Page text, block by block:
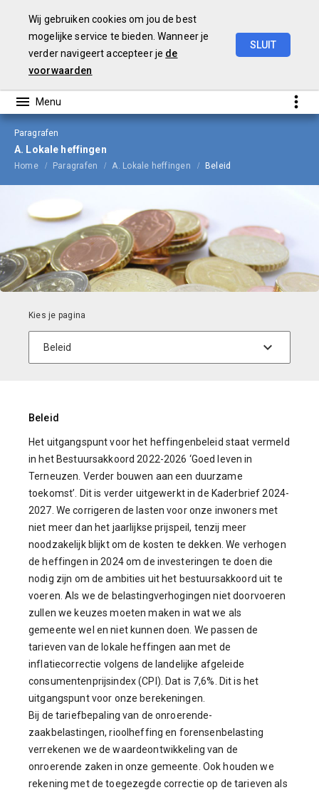
Wij gebruiken cookies om jou de best
mogelijke service te bieden. Wanneer je
verder navigeert accepteer je de
voorwaarden
SLUIT
Paragrafen
A. Lokale heffingen
Home Paragrafen A. Lokale heffingen Beleid
Beleid
Het uitgangspunt voor het heffingenbeleid staat vermeld
in het Bestuursakkoord 2022-2026 ‘Goed leven in
Terneuzen. Verder bouwen aan een duurzame
toekomst’. Dit is verder uitgewerkt in de Kaderbrief 2024-
2027. We corrigeren de lasten voor onze inwoners met
niet meer dan het jaarlijkse prijspeil, tenzij meer
noodzakelijk blijkt om de kosten te dekken. We verhogen
de heffingen in 2024 om de investeringen te doen die
nodig zijn om de ambities uit het bestuursakkoord uit te
voeren. Als we de belastingverhogingen niet doorvoeren
zullen we keuzes moeten maken in wat we als
gemeente wel en niet kunnen doen. We passen de
tarieven van de lokale heffingen aan met de
inflatiecorrectie volgens de landelijke afgeleide
consumentenprijsindex (CPI). Dat is 7,6%. Dit is het
uitgangspunt voor onze berekeningen.
Bij de tariefbepaling van de onroerende-
zaakbelastingen, rioolheffing en forensenbelasting
verrekenen we de waardeontwikkeling van de
onroerende zaken in onze gemeente. Ook houden we
rekening met de toegezegde correctie op de tarieven als